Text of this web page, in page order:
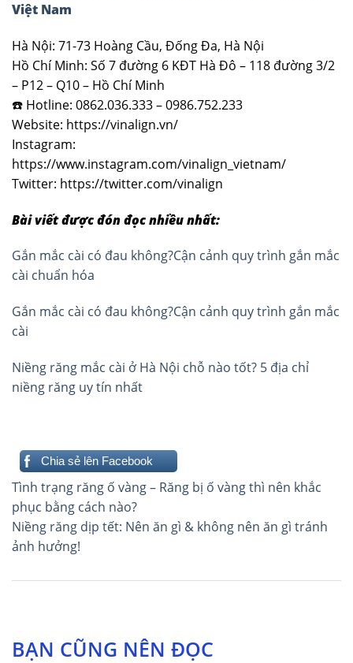
Việt Nam
Hà Nội: 71-73 Hoàng Cầu, Đống Đa, Hà Nội
Hồ Chí Minh: Số 7 đường 6 KĐT Hà Đô – 118 đường 3/2
– P12 – Q10 – Hồ Chí Minh
☎️ Hotline: 0862.036.333 – 0986.752.233
Website: https://vinalign.vn/
Instagram:
https://www.instagram.com/vinalign_vietnam/
Twitter: https://twitter.com/vinalign
Bài viết được đón đọc nhiều nhất:
Gắn mắc cài có đau không?Cận cảnh quy trình gắn mắc
cài chuẩn hóa
Gắn mắc cài có đau không?Cận cảnh quy trình gắn mắc
cài
Niềng răng mắc cài ở Hà Nội chỗ nào tốt? 5 địa chỉ
niềng răng uy tín nhất
Chia sẻ lên Facebook
Điều
hướng
bài
viết
Tình trạng răng ố vàng – Răng bị ố vàng thì nên khắc
phục bằng cách nào?
Niềng răng dịp tết: Nên ăn gì & không nên ăn gì tránh
ảnh hưởng!
BẠN CŨNG NÊN ĐỌC